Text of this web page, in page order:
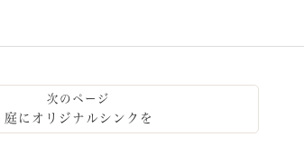
庭にオリジナルシンクを